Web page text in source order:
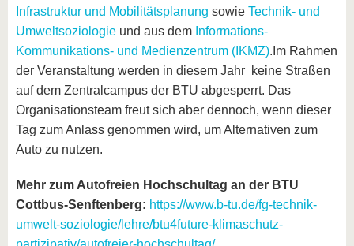
Infrastruktur und Mobilitätsplanung sowie Technik- und
Umweltsoziologie und aus dem Informations-
Kommunikations- und Medienzentrum (IKMZ). Im Rahmen
der Veranstaltung werden in diesem Jahr keine Straßen
auf dem Zentralcampus der BTU abgesperrt. Das
Organisationsteam freut sich aber dennoch, wenn dieser
Tag zum Anlass genommen wird, um Alternativen zum
Auto zu nutzen.
Mehr zum Autofreien Hochschultag an der BTU
Cottbus-Senftenberg: https://www.b-tu.de/fg-technik-
umwelt-soziologie/lehre/btu4future-klimaschutz-